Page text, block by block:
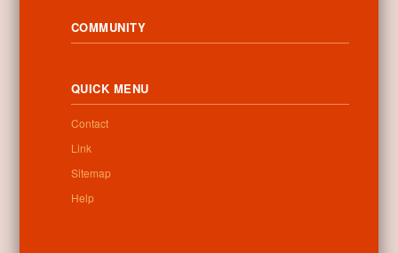
Friday: 9:00-12:00 13:00-16:30
Newsletter
COMMUNITY
QUICK MENU
Contact
Link
Sitemap
Help